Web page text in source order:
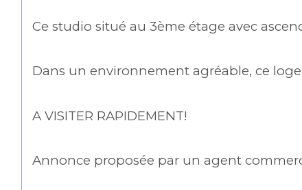
Ce studio situé au 3ème étage avec
Dans un environnement agréable, ce
A VISITER RAPIDEMENT!
Annonce proposée par un agent